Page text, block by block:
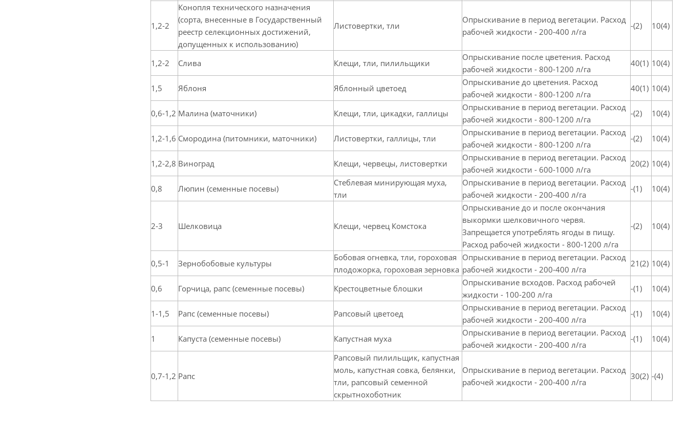
1,2-2
Конопля технического назначения
(сорта, внесенные в Государственный
реестр селекционных достижений,
допущенных к использованию)
Листовертки, тли
Опрыскивание в период вегетации. Расход
рабочей жидкости - 200-400 л/га
-(2) 10(4)
1,2-2 Слива Клещи, тли, пилильщики
Опрыскивание после цветения. Расход
рабочей жидкости - 800-1200 л/га
40(1) 10(4)
1,5 Яблоня Яблонный цветоед
Опрыскивание до цветения. Расход
рабочей жидкости - 800-1200 л/га
40(1) 10(4)
0,6-1,2 Малина (маточники) Клещи, тли, цикадки, галлицы
Опрыскивание в период вегетации. Расход
рабочей жидкости - 800-1200 л/га
-(2) 10(4)
1,2-1,6 Смородина (питомники, маточники) Листовертки, галлицы, тли
Опрыскивание в период вегетации. Расход
рабочей жидкости - 800-1200 л/га
-(2) 10(4)
1,2-2,8 Виноград Клещи, червецы, листовертки
Опрыскивание в период вегетации. Расход
рабочей жидкости - 600-1000 л/га
20(2) 10(4)
0,8 Люпин (семенные посевы)
Стеблевая минирующая муха,
тли
Опрыскивание в период вегетации. Расход
рабочей жидкости - 200-400 л/га
-(1) 10(4)
2-3 Шелковица Клещи, червец Комстока
Опрыскивание до и после окончания
выкормки шелковичного червя.
Запрещается употреблять ягоды в пищу.
Расход рабочей жидкости - 800-1200 л/га
-(2) 10(4)
0,5-1 Зернобобовые культуры
Бобовая огневка, тли, гороховая
плодожорка, гороховая зерновка
Опрыскивание в период вегетации. Расход
рабочей жидкости - 200-400 л/га
21(2) 10(4)
0,6 Горчица, рапс (семенные посевы) Крестоцветные блошки
Опрыскивание всходов. Расход рабочей
жидкости - 100-200 л/га
-(1) 10(4)
1-1,5 Рапс (семенные посевы) Рапсовый цветоед
Опрыскивание в период вегетации. Расход
рабочей жидкости - 200-400 л/га
-(1) 10(4)
1 Капуста (семенные посевы) Капустная муха
Опрыскивание в период вегетации. Расход
рабочей жидкости - 200-400 л/га
-(1) 10(4)
0,7-1,2 Рапс
Рапсовый пилильщик, капустная
моль, капустная совка, белянки,
тли, рапсовый семенной
скрытнохоботник
Опрыскивание в период вегетации. Расход
рабочей жидкости - 200-400 л/га
30(2) -(4)